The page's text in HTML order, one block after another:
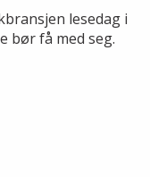
lesedag i
bør få med seg.